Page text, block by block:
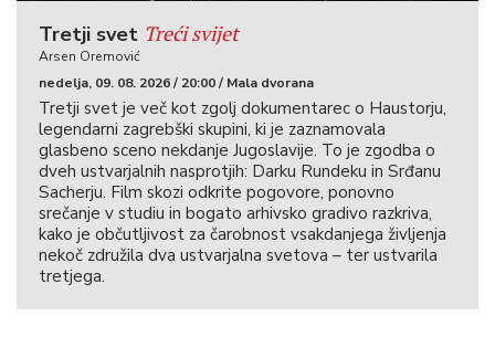
Tretji svet Treći svijet
Arsen Oremović
nedelja, 09. 08. 2026 / 20:00 / Mala dvorana
Tretji svet je več kot zgolj dokumentarec o Haustorju,
legendarni zagrebški skupini, ki je zaznamovala
glasbeno sceno nekdanje Jugoslavije. To je zgodba o
dveh ustvarjalnih nasprotjih: Darku Rundeku in Srđanu
Sacherju. Film skozi odkrite pogovore, ponovno
srečanje v studiu in bogato arhivsko gradivo razkriva,
kako je občutljivost za čarobnost vsakdanjega življenja
nekoč združila dva ustvarjalna svetova – ter ustvarila
tretjega.